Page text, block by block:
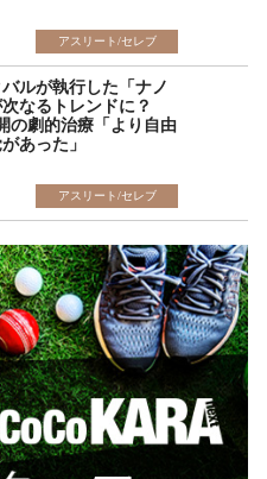
アスリート/セレブ
ルが執行した「ナノ
次なるトレンドに？
の劇的治療「より自由
あった」
アスリート/セレブ